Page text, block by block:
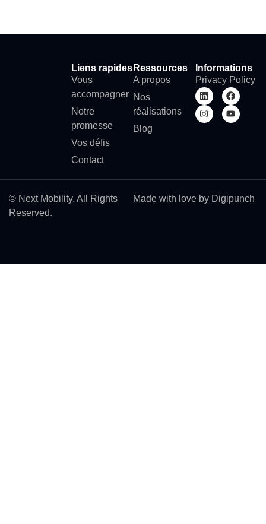
Liens rapides
Vous
accompagner
Notre
promesse
Vos défis
Contact
Ressources
A propos
Nos
réalisations
Blog
Informations
Privacy Policy
© Next Mobility. All Rights
Reserved.
Made with love by Digipunch